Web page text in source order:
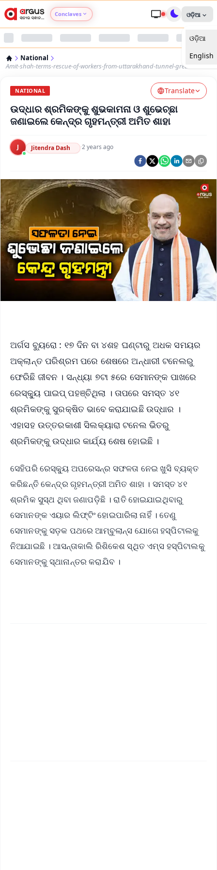
Conclaves
Argus Nari Shakti
Argus Health Connect
Argus Swaad Odisha
Argus Chalo Dekhein Apna Desh
ଓଡ଼ିଆ
ଓଡ଼ିଆ
English
National
Amit-shah-terms-rescue-of-workers-from-uttarakhand-tunnel-great-news
NATIONAL Translate
ଉଦ୍ଧାର ଶ୍ରମିକଙ୍କୁ ଶୁଭକାମନା ଓ ଶୁଭେଚ୍ଛା
ଜଣାଇଲେ କେନ୍ଦ୍ର ଗୃହମନ୍ତ୍ରୀ ଅମିତ ଶାହା
J Jitendra Dash ·2 years ago
ଅର୍ଗସ ବ୍ୟୁରୋ : ୧୭ ଦିନ ବା ୪ଶହ ଘଣ୍ଟାରୁ ଅଧକ ସମୟର
ଅକ୍ଲାନ୍ତ ପରିଶ୍ରମ ପରେ ଶେଷରେ ଅନ୍ଧାରୀ ଟନେଲରୁ
ଫେରିଛି ଜୀବନ । ସନ୍ଧ୍ୟା ୭ଟା ୫ରେ ସେମାନଙ୍କ ପାଖରେ
ରେସ୍କ୍ୟୁ ପାଇପ୍ ପହଞ୍ଚିଥିଲା । ତାପରେ ସମସ୍ତ ୪୧
ଶ୍ରମିକଙ୍କୁ ସୁରକ୍ଷିତ ଭାବେ କରାଯାଇଛି ଉଦ୍ଧାର ।
ଏହାସହ ଉତ୍ତରକାଶୀ ସିଲକ୍ୟାରା ଟନେଲ ଭିତରୁ
ଶ୍ରମିକଙ୍କୁ ଉଦ୍ଧାର କାର୍ଯ୍ୟ ଶେଷ ହୋଇଛି ।
ସେହିପରି ରେସ୍କ୍ୟୁ ଅପରେସନ୍‌ର ସଫଳତା ନେଇ ଖୁସି ବ୍ୟକ୍ତ
କରିଛନ୍ତି କେନ୍ଦ୍ର ଗୃହମନ୍ତ୍ରୀ ଅମିତ ଶାହା । ସମସ୍ତ ୪୧
ଶ୍ରମିକ ସୁସ୍ଥ ଥିବା ଜଣାପଡ଼ିଛି । ରାତି ହୋଇଯାଇଥିବାରୁ
ସେମାନଙ୍କ ଏୟାର ଲିଫ୍ଟିଂ ହୋଇପାରିଲା ନାହିଁ । ତେଣୁ
ସେମାନଙ୍କୁ ସଡ଼କ ପଥରେ ଆମ୍ବୁଲାନ୍ସ ଯୋଗେ ହସ୍ପିଟାଲକୁ
ନିଆଯାଇଛି । ଆସନ୍ତାକାଲି ରିଶିକେଶ ସ୍ଥିତ ଏମ୍‌ସ ହସ୍ପିଟାଲକୁ
ସେମାନଙ୍କୁ ସ୍ଥାନାନ୍ତର କରାଯିବ ।